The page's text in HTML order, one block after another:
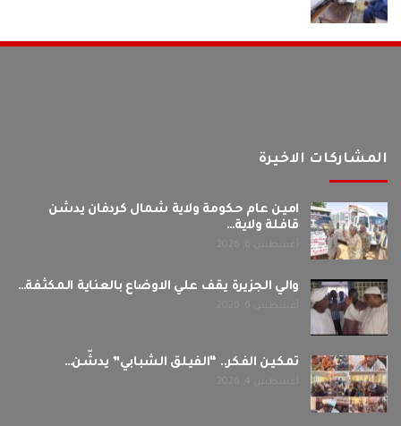
المشاركات الاخيرة
امين عام حكومة ولاية شمال كردفان يدشن
قافلة ولاية…
والي الجزيرة يقف علي الاوضاع بالعناية المكثفة…
تمكين الفكر.. “الفيلق الشبابي” يدشّن…